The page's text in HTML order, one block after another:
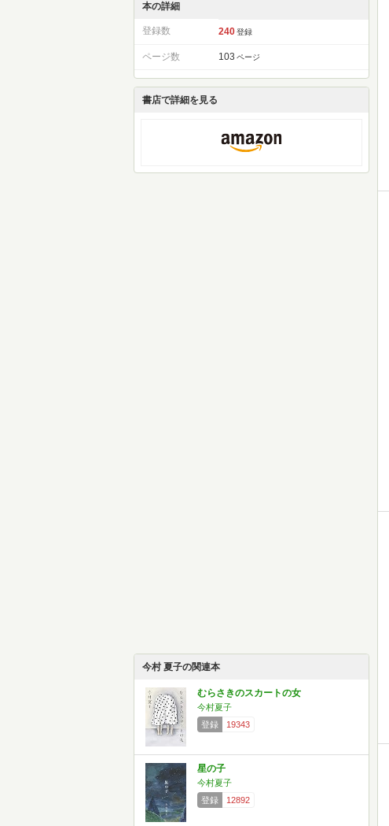
本の詳細
登録数 240 登録
ページ数 103 ページ
書店で詳細を見る
今村 夏子の関連本
むらさきのスカートの女
今村夏子
登録
19343
星の子
今村夏子
登録
12892